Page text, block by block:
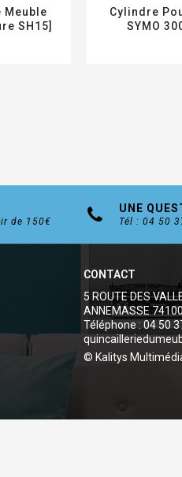
Meuble
SH15]
Cylindre
SYMO
de 150€
UNE
Tél : 04 50
CONTACT
5 ROUTE DES
ANNEMASSE 74100
Téléphone : 04 50
© Kalitys